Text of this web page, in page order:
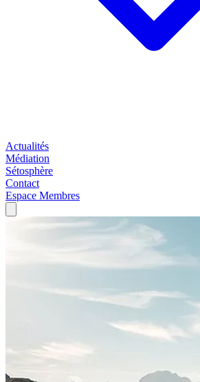
Actualités
Médiation
Sétosphère
Contact
Espace Membres